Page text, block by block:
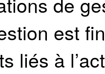
est
liés à